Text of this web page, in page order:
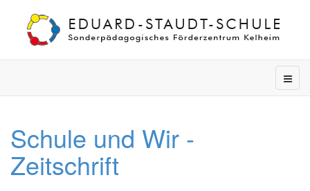
Schule und Wir -
Zeitschrift